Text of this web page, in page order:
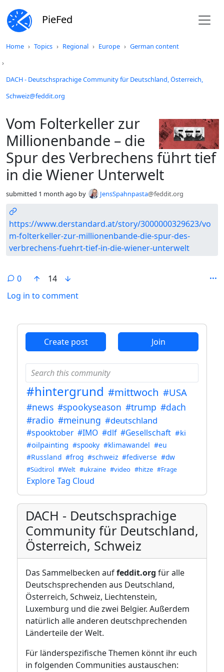
PieFed
Home Topics Regional Europe German content
DACH - Deutschsprachige Community für Deutschland, Österreich,
Schweiz@feddit.org
Vom Folterkeller zur
Millionenbande – die
Spur des Verbrechens führt tief
in die Wiener Unterwelt
submitted 1 month ago by JensSpahnpasta@feddit.org
https://www.derstandard.at/story/3000000329623/vo
m-folterkeller-zur-millionenbande-die-spur-des-
verbrechens-fuehrt-tief-in-die-wiener-unterwelt
0
14
Log in to comment
Create post Join
#hintergrund #mittwoch #USA
#news #spookyseason #trump #dach
#radio #meinung #deutschland
#spooktober #IMO #dlf #Gesellschaft #ki
#oilpainting #spooky #klimawandel #eu
#Russland #frog #schweiz #fediverse #dw
#Südtirol #Welt #ukraine #video #hitze #Frage
Explore Tag Cloud
DACH - Deutschsprachige
Community für Deutschland,
Österreich, Schweiz
Das Sammelbecken auffeddit.org für alle
Deutschsprechenden aus Deutschland,
Österreich, Schweiz, Liechtenstein,
Luxemburg und die zwei Belgier. Außerdem
natürlich alle anderen deutschprechenden
Länderteile der Welt.
Für länderspezifische Themen könnt ihr euch
in folgenden Communities austauschen:
Do not click this